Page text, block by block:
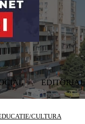
EDITORIAL
CULTURA